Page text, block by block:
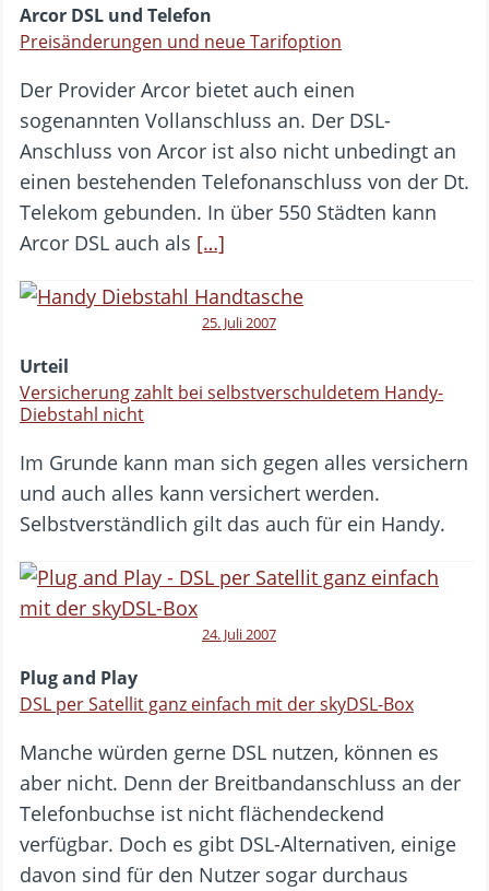
Arcor DSL und Telefon
Preisänderungen und neue Tarifoption
Der Provider Arcor bietet auch einen
sogenannten Vollanschluss an. Der DSL-
Anschluss von Arcor ist also nicht unbedingt an
einen bestehenden Telefonanschluss von der Dt.
Telekom gebunden. In über 550 Städten kann
Arcor DSL auch als […]
25. Juli 2007
Urteil
Versicherung zahlt bei selbstverschuldetem Handy-
Diebstahl nicht
Im Grunde kann man sich gegen alles versichern
und auch alles kann versichert werden.
Selbstverständlich gilt das auch für ein Handy.
24. Juli 2007
Plug and Play
DSL per Satellit ganz einfach mit der skyDSL-Box
Manche würden gerne DSL nutzen, können es
aber nicht. Denn der Breitbandanschluss an der
Telefonbuchse ist nicht flächendeckend
verfügbar. Doch es gibt DSL-Alternativen, einige
davon sind für den Nutzer sogar durchaus